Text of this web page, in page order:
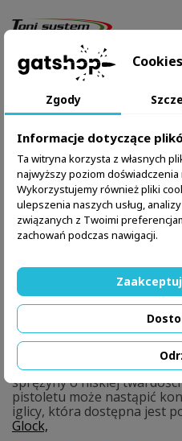
OPIS SZCZEGÓŁY
Żerdź mosiężna
19 generacji 3.
Opis produktu
Żerdź mosiężna Toni
niezawodność i precyzję.
mosiądzu, żerdź zapewnia
podczas strzału, redukuje
kontrolę nad bronią. Żerdź
stalowa, przez co łatwiej
poprawnego działania
powrotna dostępna pod
Glock 19Dodatkowo, w
sprężyny o niskiej
pistoletu może nastąpić
iglicy, która dostępna jest
Glock,
Cookies
Zgody
Informacje dotyczące
Ta witryna korzysta z własnych
najwyższy poziom
Wykorzystujemy również pliki
ulepszenia naszych usług,
związanych z Twoimi
zachowań podczas nawigacji.